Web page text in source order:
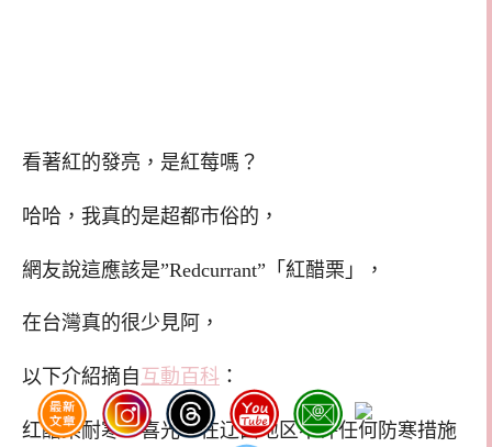
看著紅的發亮，是紅莓嗎？
哈哈，我真的是超都市俗的，
網友說這應該是”Redcurrant”「紅醋栗」，
在台灣真的很少見阿，
以下介紹摘自 互動百科 ：
红醋栗耐寒，喜光，在辽西地区不许任何防寒措施